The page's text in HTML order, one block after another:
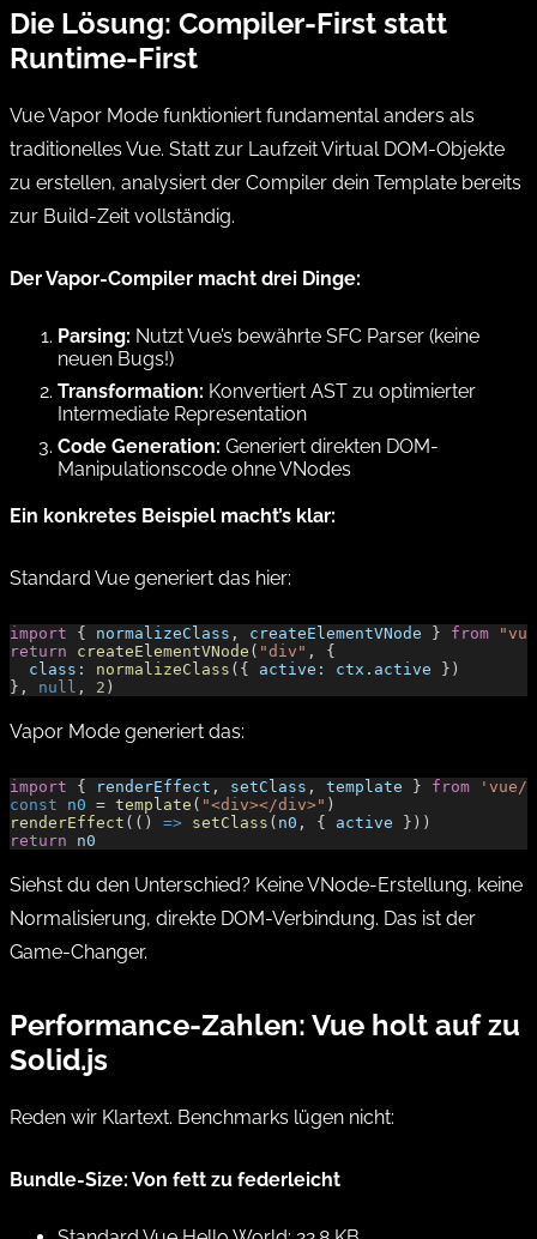
Die Lösung: Compiler-First statt
Runtime-First
Vue Vapor Mode funktioniert fundamental anders als
traditionelles Vue. Statt zur Laufzeit Virtual DOM-Objekte
zu erstellen, analysiert der Compiler dein Template bereits
zur Build-Zeit vollständig.
Der Vapor-Compiler macht drei Dinge:
Parsing: Nutzt Vue’s bewährte SFC Parser (keine
neuen Bugs!)
Transformation: Konvertiert AST zu optimierter
Intermediate Representation
Code Generation: Generiert direkten DOM-
Manipulationscode ohne VNodes
Ein konkretes Beispiel macht’s klar:
Standard Vue generiert das hier:
import { normalizeClass , createElementVNode } from
return createElementVNode ( "div" , {
  class:
normalizeClass ({ active: ctx . active })
}, null , 2 )
Vapor Mode generiert das:
import { renderEffect , setClass , template } from 'vue/
const n0 = template ( "<div></div>" )
renderEffect (() => setClass ( n0 , { active }))
return n0
Siehst du den Unterschied? Keine VNode-Erstellung, keine
Normalisierung, direkte DOM-Verbindung. Das ist der
Game-Changer.
Performance-Zahlen: Vue holt auf zu
Solid.js
Reden wir Klartext. Benchmarks lügen nicht:
Bundle-Size: Von fett zu federleicht